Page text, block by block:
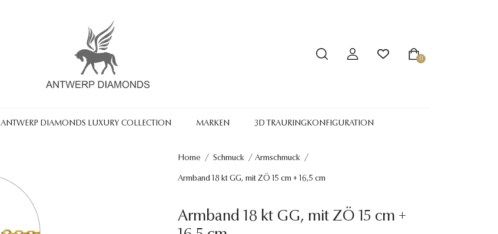
0
ANTWERP DIAMONDS LUXURY COLLECTION MARKEN 3D TRAURINGKONFIGURATION
Home / Schmuck / Armschmuck /
Armband 18 kt GG, mit ZÖ 15 cm + 16,5 cm
Armband 18 kt GG, mit ZÖ 15 cm +